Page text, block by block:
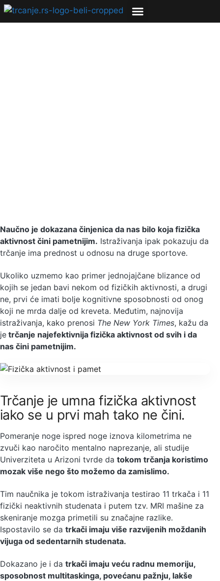
Naučno je dokazana činjenica da nas bilo koja fizička
aktivnost čini pametnijim. Istraživanja ipak pokazuju da
trčanje ima prednost u odnosu na druge sportove.
Ukoliko uzmemo kao primer jednojajčane blizance od
kojih se jedan bavi nekom od fizičkih aktivnosti, a drugi
ne, prvi će imati bolje kognitivne sposobnosti od onog
koji ne mrda dalje od kreveta. Međutim, najnovija
istraživanja, kako prenosi The New York Times, kažu da
je trčanje najefektivnija fizička aktivnost od svih i da
nas čini pametnijim.
Trčanje je umna fizička aktivnost
iako se u prvi mah tako ne čini.
Pomeranje noge ispred noge iznova kilometrima ne
zvuči kao naročito mentalno naprezanje, ali studije
Univerziteta u Arizoni tvrde da tokom trčanja koristimo
mozak više nego što možemo da zamislimo.
Tim naučnika je tokom istraživanja testirao 11 trkača i 11
fizički neaktivnih studenata i putem tzv. MRI mašine za
skeniranje mozga primetili su značajne razlike.
Ispostavilo se da trkači imaju više razvijenih moždanih
vijuga od sedentarnih studenata.
Dokazano je i da trkači imaju veću radnu memoriju,
sposobnost multitaskinga, povećanu pažnju, lakše